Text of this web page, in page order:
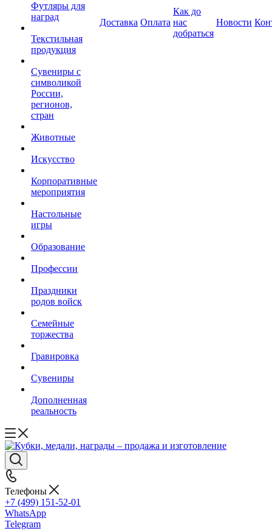
Футляры для
наград
Текстильная
продукция
Сувениры с
символикой
России,
регионов,
стран
Животные
Искусство
Корпоративные
мероприятия
Настольные
игры
Образование
Профессии
Праздники
родов войск
Семейные
торжества
Гравировка
Сувениры
Дополненная
реальность
Доставка Оплата
Как до
нас
добраться
Новости
Телефоны
+7 (499) 151-52-01
WhatsApp
Telegram